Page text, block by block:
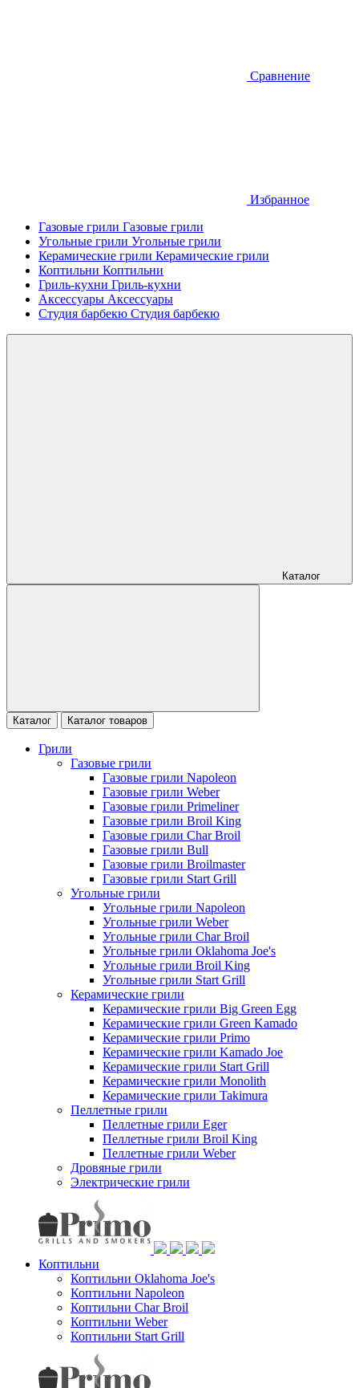
Сравнение
Избранное
Газовые грили Газовые грили
Угольные грили Угольные грили
Керамические грили Керамические грили
Коптильни Коптильни
Гриль-кухни Гриль-кухни
Аксессуары Аксессуары
Студия барбекю Студия барбекю
Каталог
Каталог Каталог товаров
Грили
Газовые грили
Газовые грили Napoleon
Газовые грили Weber
Газовые грили Primeliner
Газовые грили Broil King
Газовые грили Char Broil
Газовые грили Bull
Газовые грили Broilmaster
Газовые грили Start Grill
Угольные грили
Угольные грили Napoleon
Угольные грили Weber
Угольные грили Char Broil
Угольные грили Oklahoma Joe's
Угольные грили Broil King
Угольные грили Start Grill
Керамические грили
Керамические грили Big Green Egg
Керамические грили Green Kamado
Керамические грили Primo
Керамические грили Kamado Joe
Керамические грили Start Grill
Керамические грили Monolith
Керамические грили Takimura
Пеллетные грили
Пеллетные грили Eger
Пеллетные грили Broil King
Пеллетные грили Weber
Дровяные грили
Электрические грили
Коптильни
Коптильни Oklahoma Joe's
Коптильни Napoleon
Коптильни Char Broil
Коптильни Weber
Коптильни Start Grill